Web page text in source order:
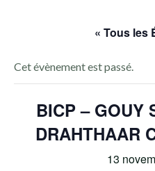
« Tous les
Cet évènement est passé.
BICP – GOUY
DRAHTHAAR
13